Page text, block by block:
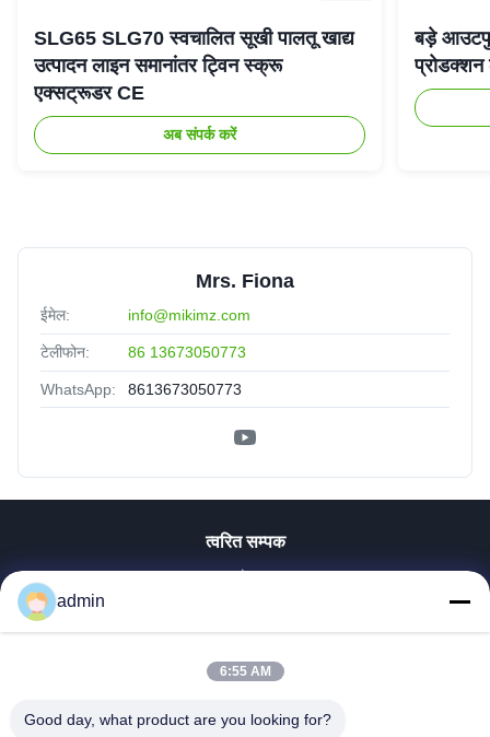
SLG65 SLG70 स्वचालित सूखी पालतू खाद्य
उत्पादन लाइन समानांतर ट्विन स्क्रू
एक्सट्रूडर CE
अब संपर्क करें
बड़े
Mrs. Fiona
ईमेल: info@mikimz.com
टेलीफोन: 86 13673050773
WhatsApp: 8613673050773
त्वरित सम्पक
वीआर दिखाएँ
हमारे बारे में
गुणवत्ता नियंत्रण
admin
6:55 AM
Good day, what product are you looking for?